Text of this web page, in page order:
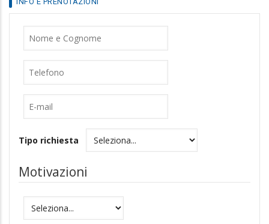
Telefono
Tipo richiesta
Motivazioni
Motivazioni